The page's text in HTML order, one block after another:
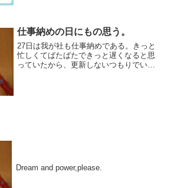
あるから。新井の頭の中を...
仕事納めの日にもの思う。
27日は我が社も仕事納めである。きっと
忙しくてばたばたできっと遅くなると思
っていたから、更新しないつもりでい
Dream and power,please.